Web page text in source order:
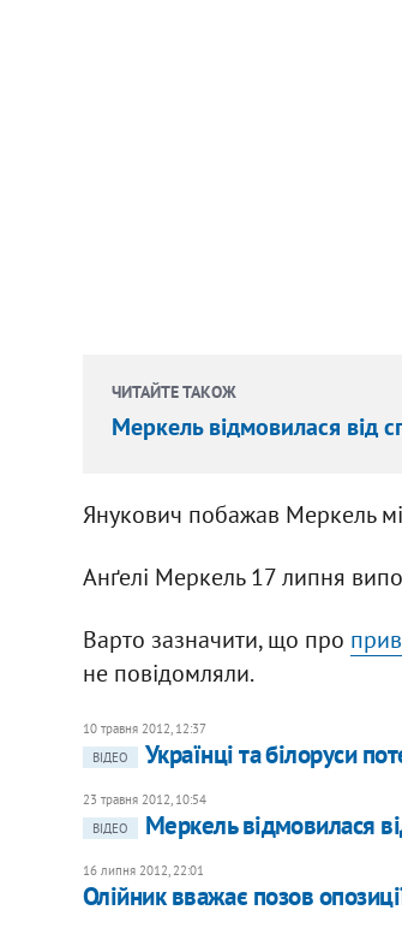
ЧИТАЙТЕ ТАКОЖ
Меркель відмовилася від
Янукович побажав Меркель
Анґелі Меркель 17 липня
Варто зазначити, що про
не повідомляли.
10 травня 2012, 12:37
ВІДЕО
Українці та білоруси
23 травня 2012, 10:54
ВІДЕО
Меркель відмовилася
16 липня 2012, 22:01
Олійник вважає позов